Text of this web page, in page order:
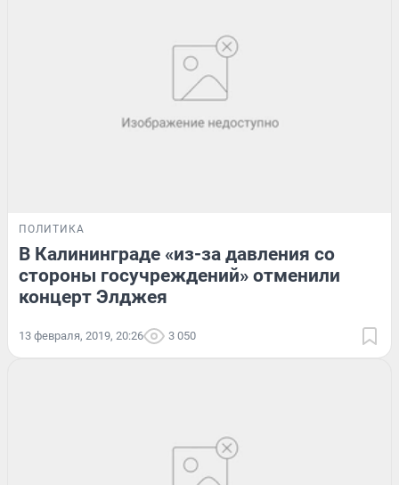
ПОЛИТИКА
В Калининграде «из-за давления со
стороны госучреждений» отменили
концерт Элджея
13 февраля, 2019, 20:26 3 050